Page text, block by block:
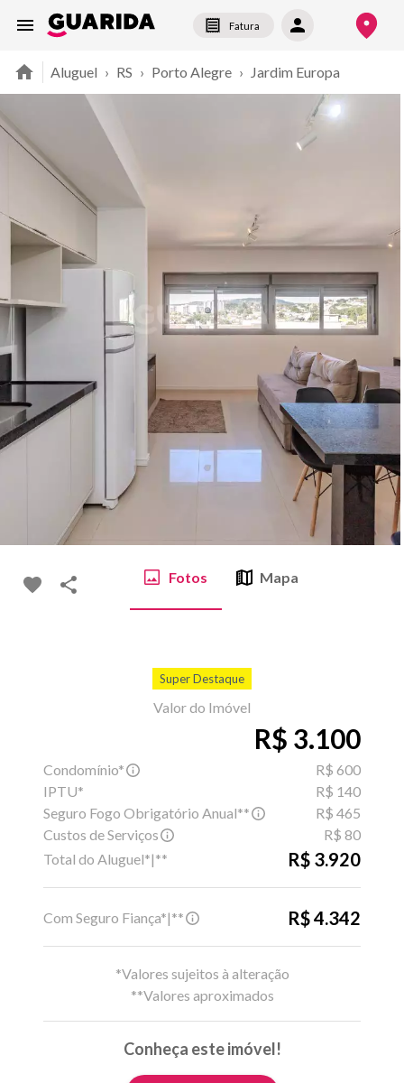
Fatura
Aluguel › RS › Porto Alegre › Jardim Europa
Fotos Mapa
Super Destaque
Valor do Imóvel
R$ 3.100
Condomínio*
R$ 600
IPTU*
R$ 140
Seguro Fogo Obrigatório Anual**
R$ 465
Custos de Serviços
R$ 80
Total do Aluguel*|**
R$ 3.920
Com Seguro Fiança*|** R$ 4.342
*Valores sujeitos à alteração
**Valores aproximados
Conheça este imóvel!